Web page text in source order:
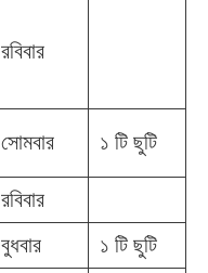
রবিবার
সোমবার
১ টি ছুটি
রবিবার
বুধবার
১ টি ছুটি